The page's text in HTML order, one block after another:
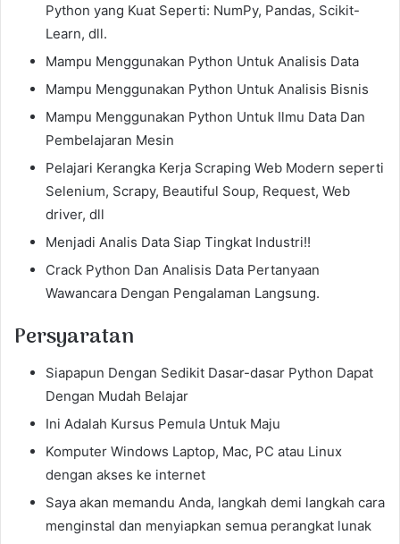
Python yang Kuat Seperti: NumPy, Pandas, Scikit-
Learn, dll.
Mampu Menggunakan Python Untuk Analisis Data
Mampu Menggunakan Python Untuk Analisis Bisnis
Mampu Menggunakan Python Untuk Ilmu Data Dan
Pembelajaran Mesin
Pelajari Kerangka Kerja Scraping Web Modern seperti
Selenium, Scrapy, Beautiful Soup, Request, Web
driver, dll
Menjadi Analis Data Siap Tingkat Industri!!
Crack Python Dan Analisis Data Pertanyaan
Wawancara Dengan Pengalaman Langsung.
Persyaratan
Siapapun Dengan Sedikit Dasar-dasar Python Dapat
Dengan Mudah Belajar
Ini Adalah Kursus Pemula Untuk Maju
Komputer Windows Laptop, Mac, PC atau Linux
dengan akses ke internet
Saya akan memandu Anda, langkah demi langkah cara
menginstal dan menyiapkan semua perangkat lunak